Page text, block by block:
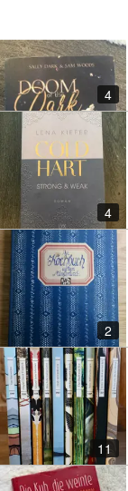
4
4
2
11